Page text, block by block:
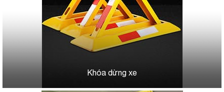
Khóa dừng xe